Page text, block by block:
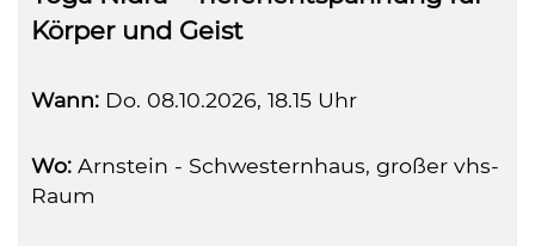
Körper und Geist
Wann: Do. 08.10.2026, 18.15 Uhr
Wo: Arnstein - Schwesternhaus, großer vhs-
Raum